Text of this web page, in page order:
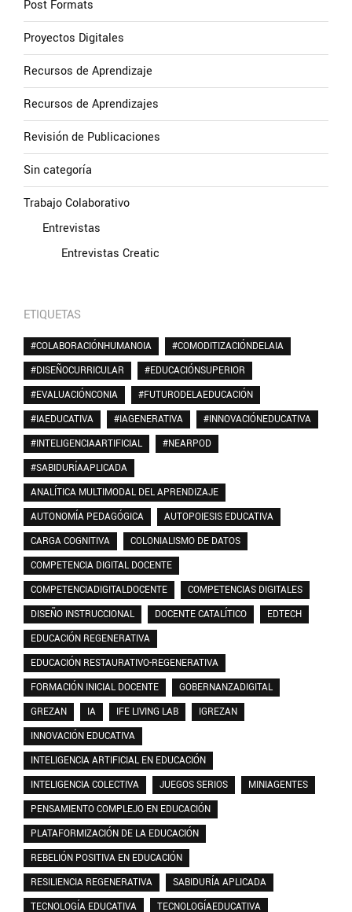
Post Formats
Proyectos Digitales
Recursos de Aprendizaje
Recursos de Aprendizajes
Revisión de Publicaciones
Sin categoría
Trabajo Colaborativo
Entrevistas
Entrevistas Creatic
ETIQUETAS
#COLABORACIÓNHUMANOIA
#COMODITIZACIÓNDELAIA
#DISEÑOCURRICULAR
#EDUCACIÓNSUPERIOR
#EVALUACIÓNCONIA
#FUTURODELAEDUCACIÓN
#IAEDUCATIVA
#IAGENERATIVA
#INNOVACIÓNEDUCATIVA
#INTELIGENCIAARTIFICIAL
#NEARPOD
#SABIDURÍAAPLICADA
ANALÍTICA MULTIMODAL DEL APRENDIZAJE
AUTONOMÍA PEDAGÓGICA
AUTOPOIESIS EDUCATIVA
CARGA COGNITIVA
COLONIALISMO DE DATOS
COMPETENCIA DIGITAL DOCENTE
COMPETENCIADIGITALDOCENTE
COMPETENCIAS DIGITALES
DISEÑO INSTRUCCIONAL
DOCENTE CATALÍTICO
EDTECH
EDUCACIÓN REGENERATIVA
EDUCACIÓN RESTAURATIVO-REGENERATIVA
FORMACIÓN INICIAL DOCENTE
GOBERNANZADIGITAL
GREZAN
IA IFE LIVING LAB
IGREZAN
INNOVACIÓN EDUCATIVA
INTELIGENCIA ARTIFICIAL EN EDUCACIÓN
INTELIGENCIA COLECTIVA
JUEGOS SERIOS
MINIAGENTES
PENSAMIENTO COMPLEJO EN EDUCACIÓN
PLATAFORMIZACIÓN DE LA EDUCACIÓN
REBELIÓN POSITIVA EN EDUCACIÓN
RESILIENCIA REGENERATIVA
SABIDURÍA APLICADA
TECNOLOGÍA EDUCATIVA
TECNOLOGÍAEDUCATIVA